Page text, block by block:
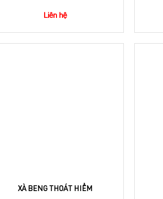
Liên hệ
XÀ BENG THOÁT HIỂM